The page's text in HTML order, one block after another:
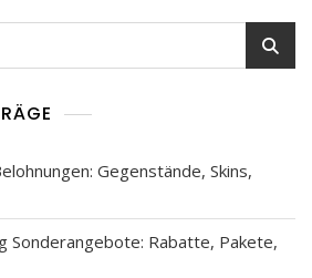
Gegenstände, Skins,
Sonderangebote: Rabatte, Pakete,